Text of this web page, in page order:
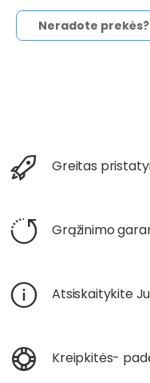
Neradote prekės?
Greitas
Grąžinimo
Atsiskaitykite
Kreipkitės-